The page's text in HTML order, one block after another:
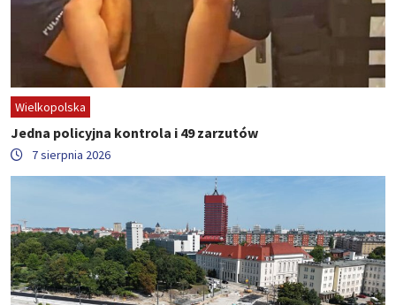
Wielkopolska
Jedna policyjna kontrola i 49 zarzutów
7 sierpnia 2026